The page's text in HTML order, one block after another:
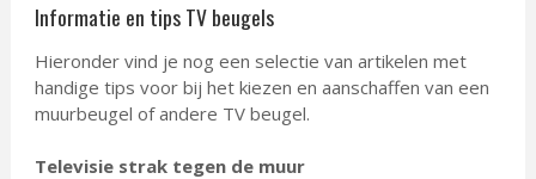
Informatie en tips TV beugels
Hieronder vind je nog een selectie van artikelen met
handige tips voor bij het kiezen en aanschaffen van een
muurbeugel of andere TV beugel.
Televisie strak tegen de muur